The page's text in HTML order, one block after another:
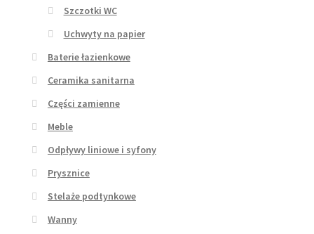
Szczotki WC
Uchwyty na papier
Baterie łazienkowe
Ceramika sanitarna
Części zamienne
Meble
Odpływy liniowe i syfony
Prysznice
Stelaże podtynkowe
Wanny